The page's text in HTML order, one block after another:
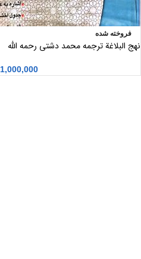
فروخته شده
نهج البلاغة ترجمه محمد دشتی رحمه الله
1,000,000